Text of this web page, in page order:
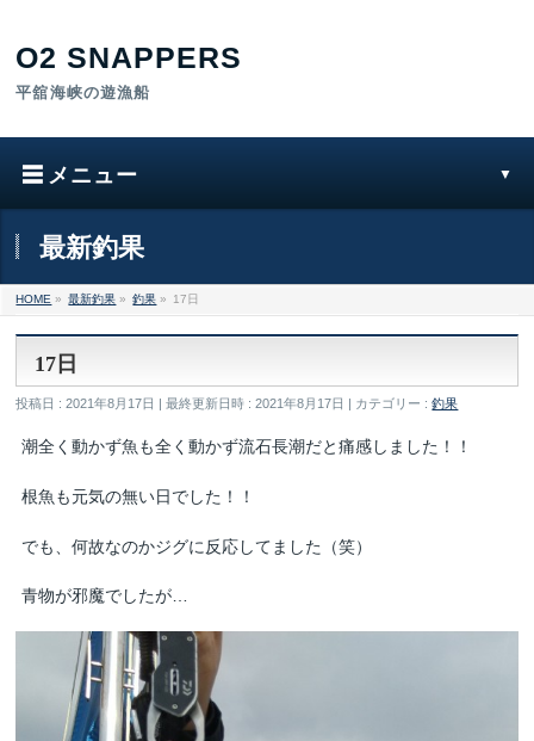
最新釣果
HOME » 最新釣果 » 釣果 » 17日
17日
投稿日 : 2021年8月17日 最終更新日時 : 2021年8月17日 カテゴリー :釣果
潮全く動かず魚も全く動かず流石長潮だと痛感しました！！
根魚も元気の無い日でした！！
でも、何故なのかジグに反応してました（笑）
青物が邪魔でしたが…